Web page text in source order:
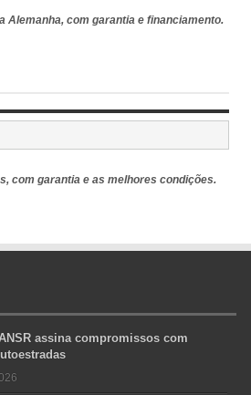
Alemanha, com garantia e financiamento.
com garantia e as melhores condições.
assina compromissos com